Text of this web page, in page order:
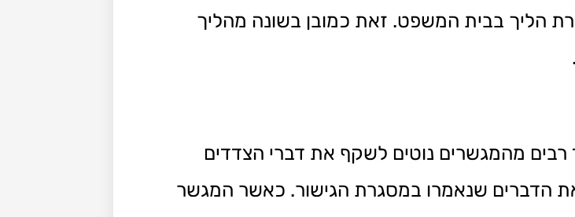
הליך בבית המשפט. זאת כמובן בשונה מהליך
רבים מהמגשרים נוטים לשקף את דברי הצדדים
הדברים שנאמרו במסגרת הגישור. כאשר המגשר